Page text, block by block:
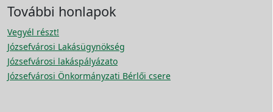
További honlapok
Vegyél részt!
Józsefvárosi Lakásügynökség
Józsefvárosi lakáspályázato
Józsefvárosi Önkormányzati Bérlői csere